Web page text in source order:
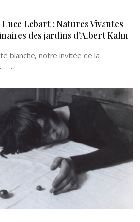
Lebart : Natures Vivantes
des jardins d’Albert Kahn
blanche, notre invitée de la
...